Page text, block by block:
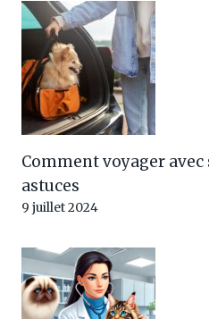
Comment voyager
astuces
9 juillet 2024